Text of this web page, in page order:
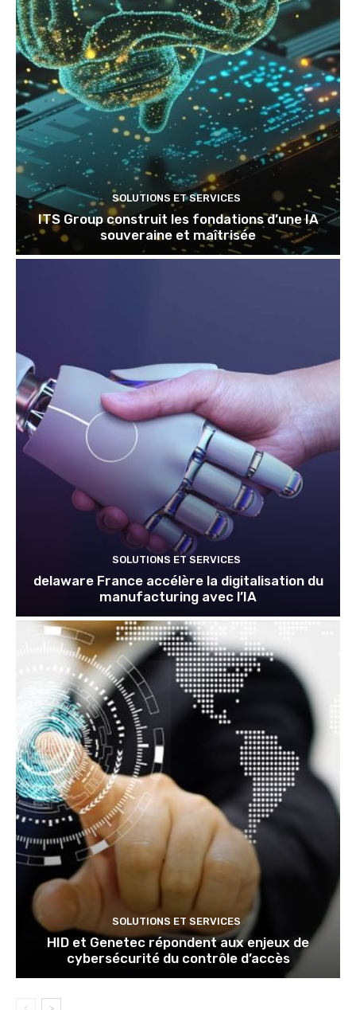
SOLUTIONS ET SERVICES
ITS Group construit les fondations d’une IA
souveraine et maîtrisée
SOLUTIONS ET SERVICES
delaware France accélère la digitalisation du
manufacturing avec l’IA
SOLUTIONS ET SERVICES
HID et Genetec répondent aux enjeux de
cybersécurité du contrôle d’accès